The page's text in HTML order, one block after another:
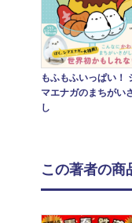
もふもふいっぱい！
マエナガのまちがい
し
この著者の商